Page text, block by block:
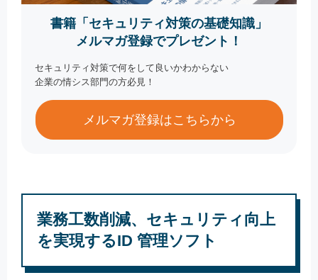
書籍「セキュリティ対策の基礎知識」
メルマガ登録でプレゼント！
セキュリティ対策で何をして良いかわからない
企業の情シス部門の方必見！
メルマガ登録はこちらから
業務工数削減、セキュリティ向上
を実現するID 管理ソフト